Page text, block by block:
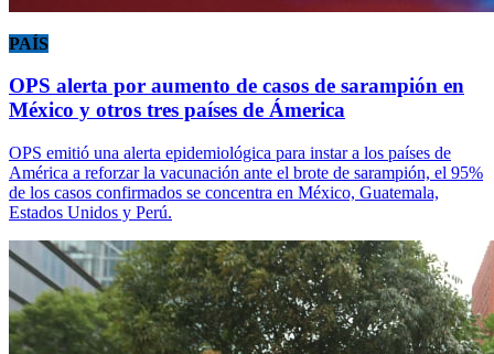
PAÍS
OPS alerta por aumento de casos de sarampión en
México y otros tres países de Ámerica
OPS emitió una alerta epidemiológica para instar a los países de
América a reforzar la vacunación ante el brote de sarampión, el 95%
de los casos confirmados se concentra en México, Guatemala,
Estados Unidos y Perú.